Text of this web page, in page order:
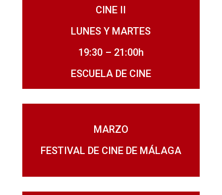
CINE II
LUNES Y MARTES
19:30 – 21:00h
ESCUELA DE CINE
MARZO
FESTIVAL DE CINE DE MÁLAGA